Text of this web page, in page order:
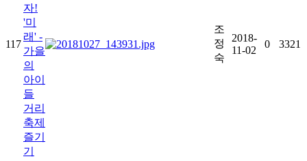
117
자!
'미
래' -
가을
의
아이
들
거리
축제
즐기
기
조
정
숙
2018-
11-02
0 3321